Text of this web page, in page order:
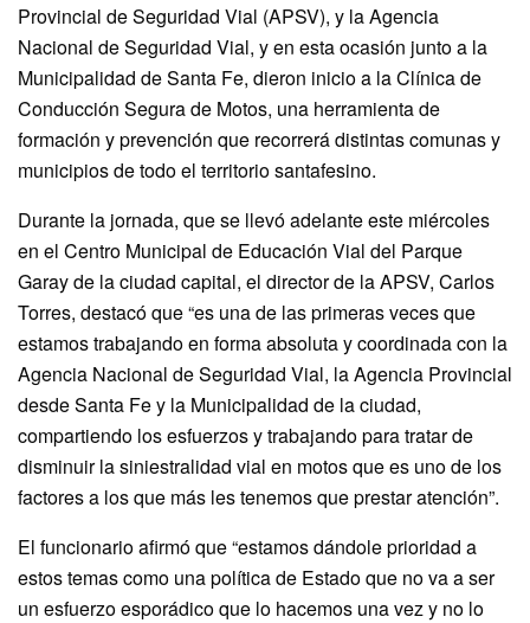
Provincial de Seguridad Vial (APSV), y la Agencia
Nacional de Seguridad Vial, y en esta ocasión junto a la
Municipalidad de Santa Fe, dieron inicio a la Clínica de
Conducción Segura de Motos, una herramienta de
formación y prevención que recorrerá distintas comunas y
municipios de todo el territorio santafesino.
Durante la jornada, que se llevó adelante este miércoles
en el Centro Municipal de Educación Vial del Parque
Garay de la ciudad capital, el director de la APSV, Carlos
Torres, destacó que “es una de las primeras veces que
estamos trabajando en forma absoluta y coordinada con la
Agencia Nacional de Seguridad Vial, la Agencia Provincial
desde Santa Fe y la Municipalidad de la ciudad,
compartiendo los esfuerzos y trabajando para tratar de
disminuir la siniestralidad vial en motos que es uno de los
factores a los que más les tenemos que prestar atención”.
El funcionario afirmó que “estamos dándole prioridad a
estos temas como una política de Estado que no va a ser
un esfuerzo esporádico que lo hacemos una vez y no lo